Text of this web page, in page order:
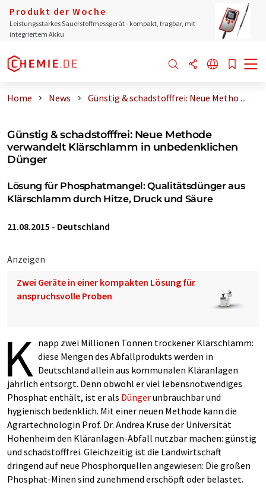
Produkt der Woche
Leistungsstarkes Sauerstoffmessgerät - kompakt, tragbar, mit
integriertem Akku
Home News Günstig & schadstofffrei: Neue Metho ...
Günstig & schadstofffrei: Neue Methode
verwandelt Klärschlamm in unbedenklichen
Dünger
Lösung für Phosphatmangel: Qualitätsdünger aus
Klärschlamm durch Hitze, Druck und Säure
21.08.2015 - Deutschland
Anzeigen
Zwei Geräte in einer kompakten Lösung für
anspruchsvolle Proben
K napp zwei Millionen Tonnen trockener Klärschlamm:
diese Mengen des Abfallprodukts werden in
Deutschland allein aus kommunalen Kläranlagen
jährlich entsorgt. Denn obwohl er viel lebensnotwendiges
Phosphat enthält, ist er als Düngerunbrauchbar und
hygienisch bedenklich. Mit einer neuen Methode kann die
Agrartechnologin Prof. Dr. Andrea Kruse der Universität
Hohenheim den Kläranlagen-Abfall nutzbar machen: günstig
und schadstofffrei. Gleichzeitig ist die Landwirtschaft
dringend auf neue Phosphorquellen angewiesen: Die großen
Phosphat-Minen sind zunehmend erschöpft oder belastet.